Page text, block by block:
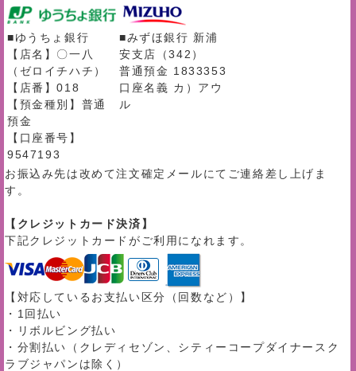
■ゆうちょ銀行
【店名】〇一八
（ゼロイチハチ）
【店番】018
【預金種別】普通
預金
【口座番号】
9547193
■みずほ銀行 新浦
安支店（342）
普通預金 1833353
口座名義 カ）アウ
ル
お振込み先は改めて注文確定メールにてご連絡差し上げま
す。
【クレジットカード決済】
下記クレジットカードがご利用になれます。
【対応しているお支払い区分（回数など）】
・1回払い
・リボルビング払い
・分割払い（クレディセゾン、シティーコープダイナースク
ラブジャパンは除く）